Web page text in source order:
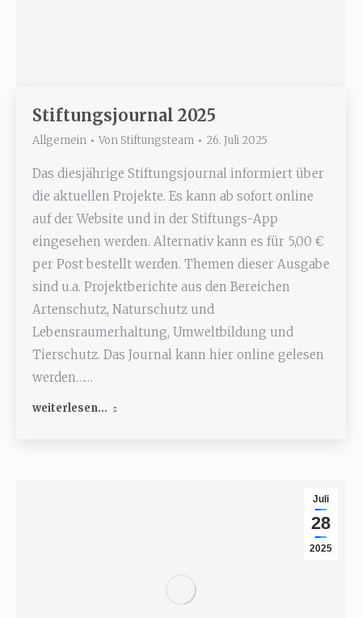
Stiftungsjournal 2025
Allgemein Von Stiftungsteam 26. Juli 2025
Das diesjährige Stiftungsjournal informiert über
die aktuellen Projekte. Es kann ab sofort online
auf der Website und in der Stiftungs-App
eingesehen werden. Alternativ kann es für 5,00 €
per Post bestellt werden. Themen dieser Ausgabe
sind u.a. Projektberichte aus den Bereichen
Artenschutz, Naturschutz und
Lebensraumerhaltung, Umweltbildung und
Tierschutz. Das Journal kann hier online gelesen
werden……
weiterlesen...
Juli
28
2025